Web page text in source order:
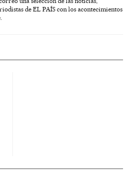
de EL PAÍS con los acontecimientos